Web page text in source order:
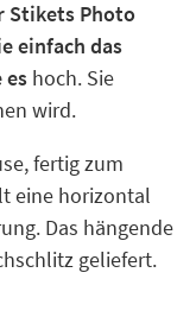
Stikets Photo
einfach das
eshoch. Sie
wird.
fertig zum
eine horizontal
Das hängende
geliefert.